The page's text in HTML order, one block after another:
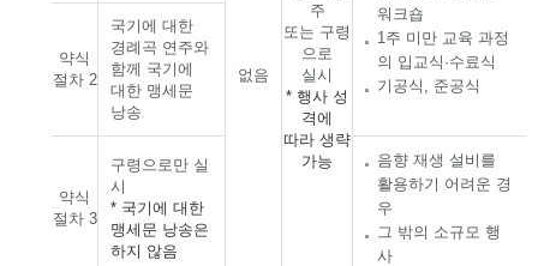
없음
주
또는 구령
으로
실시
* 행사 성
격에
따라 생략
가능
워크숍
1주 미만 교육 과정
의 입교식·수료식
기공식, 준공식
약식
절차 2
국기에 대한
경례곡 연주와
함께 국기에
대한 맹세문
낭송
약식
절차 3
구령으로만 실
시
* 국기에 대한
맹세문 낭송은
하지 않음
음향 재생 설비를
활용하기 어려운 경
우
그 밖의 소규모 행
사